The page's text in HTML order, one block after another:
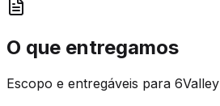
O que entregamos
Escopo e entregáveis para 6Valley